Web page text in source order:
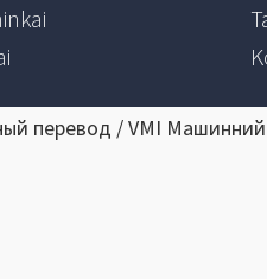
перевод / VMI